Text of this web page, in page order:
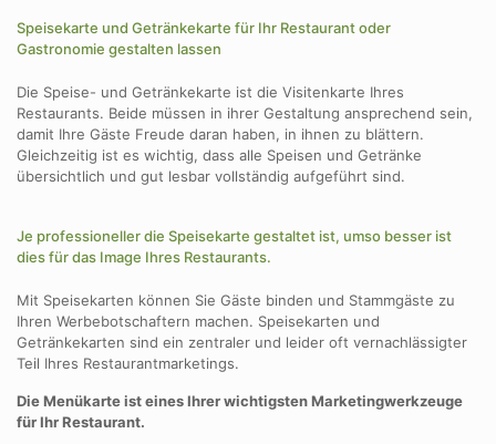
Speisekarte und Getränkekarte für Ihr Restaurant oder
Gastronomie gestalten lassen
Die Speise- und Getränkekarte ist die Visitenkarte Ihres
Restaurants. Beide müssen in ihrer Gestaltung ansprechend sein,
damit Ihre Gäste Freude daran haben, in ihnen zu blättern.
Gleichzeitig ist es wichtig, dass alle Speisen und Getränke
übersichtlich und gut lesbar vollständig aufgeführt sind.
Je professioneller die Speisekarte gestaltet ist, umso besser ist
dies für das Image Ihres Restaurants.
Mit Speisekarten können Sie Gäste binden und Stammgäste zu
Ihren Werbebotschaftern machen. Speisekarten und
Getränkekarten sind ein zentraler und leider oft vernachlässigter
Teil Ihres Restaurantmarketings.
Die Menükarte ist eines Ihrer wichtigsten Marketingwerkzeuge
für Ihr Restaurant.